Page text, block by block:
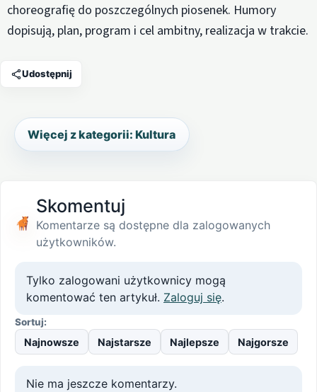
choreografię do poszczególnych piosenek. Humory
dopisują, plan, program i cel ambitny, realizacja w trakcie.
Udostępnij
Więcej z kategorii: Kultura
Skomentuj
Komentarze są dostępne dla zalogowanych
użytkowników.
Tylko zalogowani użytkownicy mogą
komentować ten artykuł. Zaloguj się.
Sortuj:
Najnowsze Najstarsze Najlepsze Najgorsze
Nie ma jeszcze komentarzy.